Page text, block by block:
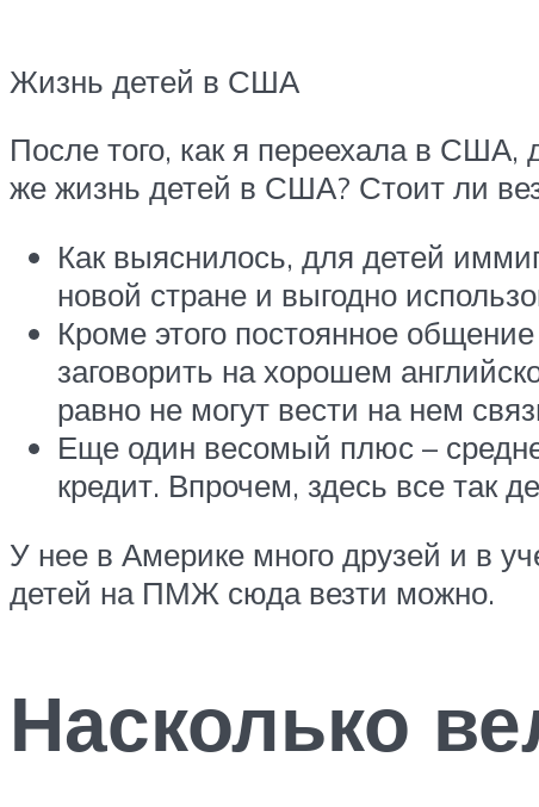
Жизнь детей в США
После того, как я переехала в
же жизнь детей в США? Стоит ли
Как выяснилось, для детей
новой стране и выгодно
Кроме этого постоянное
заговорить на хорошем
равно не могут вести на нем
Еще один весомый плюс –
кредит. Впрочем, здесь все так
У нее в Америке много друзей и в
детей на ПМЖ сюда везти можно.
Насколько